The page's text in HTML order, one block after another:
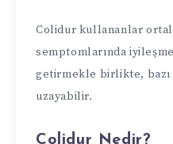
Colidur kullananlar
semptomlarında
getirmekle birlikte,
uzayabilir.
Colidur Nedir?